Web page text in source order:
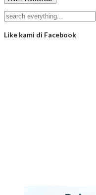
Like kami di Facebook